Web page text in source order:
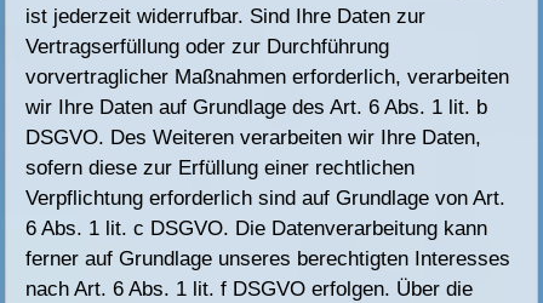
ist jederzeit widerrufbar. Sind Ihre Daten zur
Vertragserfüllung oder zur Durchführung
vorvertraglicher Maßnahmen erforderlich, verarbeiten
wir Ihre Daten auf Grundlage des Art. 6 Abs. 1 lit. b
DSGVO. Des Weiteren verarbeiten wir Ihre Daten,
sofern diese zur Erfüllung einer rechtlichen
Verpflichtung erforderlich sind auf Grundlage von Art.
6 Abs. 1 lit. c DSGVO. Die Datenverarbeitung kann
ferner auf Grundlage unseres berechtigten Interesses
nach Art. 6 Abs. 1 lit. f DSGVO erfolgen. Über die